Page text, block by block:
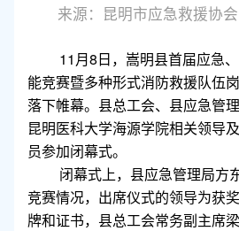
来源：昆明市应急救援协会
11月8日，嵩明县首届应急
能竞赛暨多种形式消防救援队伍
落下帷幕。县总工会、县应急管
昆明医科大学海源学院相关领导
员参加闭幕式。
闭幕式上，县应急管理局方
竞赛情况，出席仪式的领导为获
牌和证书，县总工会常务副主席